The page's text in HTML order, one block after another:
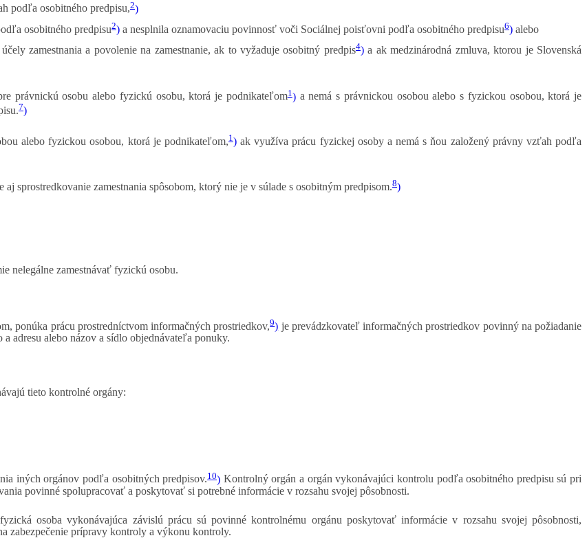
podľa osobitného predpisu,2)
osobitného predpisu2) a nesplnila oznamovaciu povinnosť voči Sociálnej poisťovni podľa osobitného predpisu6) alebo
zamestnania a povolenie na zamestnanie, ak to vyžaduje osobitný predpis4)a ak medzinárodná zmluva, ktorou je Slovenská
právnickú osobu alebo fyzickú osobu, ktorá je podnikateľom1)a nemá s právnickou osobou alebo s fyzickou osobou, ktorá je
7)
alebo fyzickou osobou, ktorá je podnikateľom,1)ak využíva prácu fyzickej osoby a nemá s ňou založený právny vzťah podľa
sprostredkovanie zamestnania spôsobom, ktorý nie je v súlade s osobitným predpisom.8)
nelegálne zamestnávať fyzickú osobu.
ponúka prácu prostredníctvom informačných prostriedkov,9) je prevádzkovateľ informačných prostriedkov povinný na požiadanie
a adresu alebo názov a sídlo objednávateľa ponuky.
tieto kontrolné orgány:
iných orgánov podľa osobitných predpisov.10) Kontrolný orgán a orgán vykonávajúci kontrolu podľa osobitného predpisu sú pri
povinné spolupracovať a poskytovať si potrebné informácie v rozsahu svojej pôsobnosti.
osoba vykonávajúca závislú prácu sú povinné kontrolnému orgánu poskytovať informácie v rozsahu svojej pôsobnosti,
zabezpečenie prípravy kontroly a výkonu kontroly.